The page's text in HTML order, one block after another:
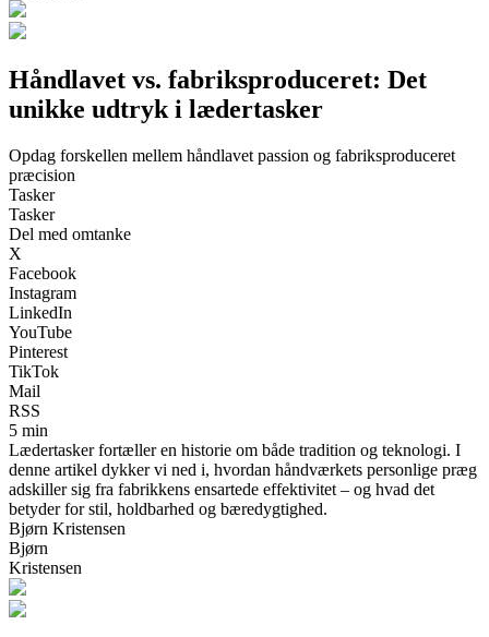
Håndlavet vs. fabriksproduceret: Det
unikke udtryk i lædertasker
Opdag forskellen mellem håndlavet passion og fabriksproduceret
præcision
Tasker
Tasker
Del med omtanke
X
Facebook
Instagram
LinkedIn
YouTube
Pinterest
TikTok
Mail
RSS
5 min
Lædertasker fortæller en historie om både tradition og teknologi. I
denne artikel dykker vi ned i, hvordan håndværkets personlige præg
adskiller sig fra fabrikkens ensartede effektivitet – og hvad det
betyder for stil, holdbarhed og bæredygtighed.
Bjørn Kristensen
Bjørn
Kristensen